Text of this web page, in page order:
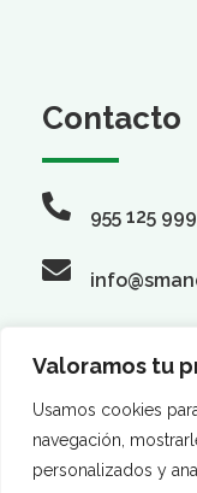
Valoramos tu
Usamos cookies
navegación,
personalizados y
Contacto
955 125 999
Síguenos